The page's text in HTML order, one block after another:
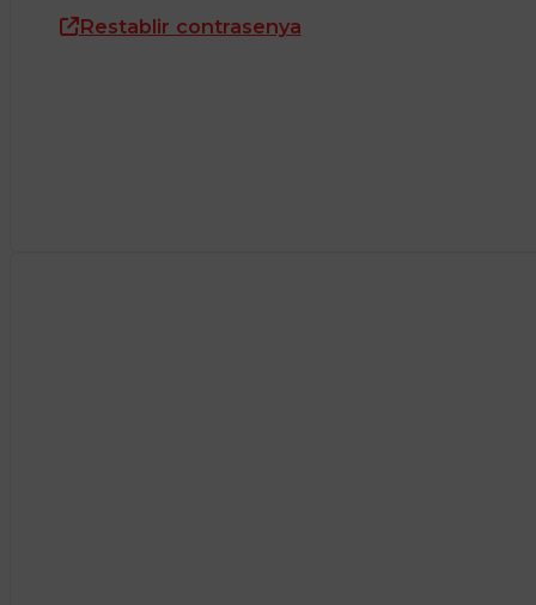
Restablir contrasenya